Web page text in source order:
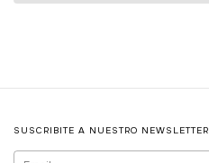
SUSCRIBITE A NUESTRO NEWSLETTER